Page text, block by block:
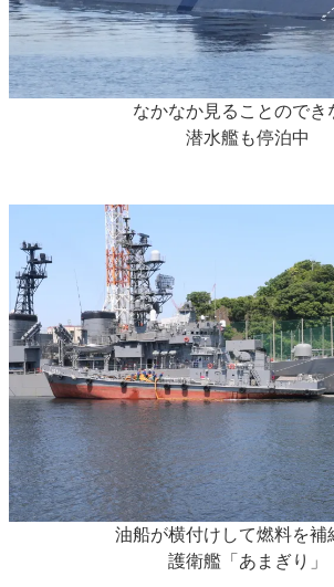
なかなか見ることのでき
潜水艦も停泊中
油船が横付けして燃料を補
護衛艦「あまぎり」